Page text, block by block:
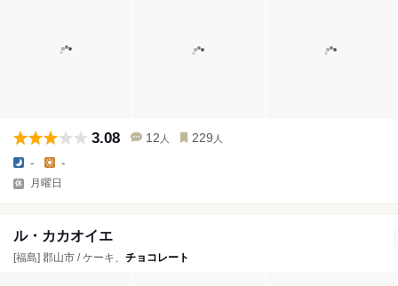
3.08 12 人 229 人
- -
月曜日
ル・カカオイエ
[福島] 郡山市 / ケーキ、 チョコレート